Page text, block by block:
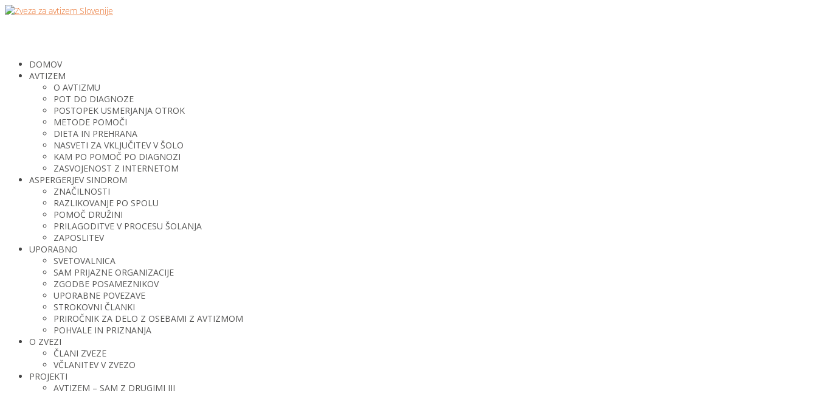
DOMOV
AVTIZEM
O AVTIZMU
POT DO DIAGNOZE
POSTOPEK USMERJANJA OTROK
METODE POMOČI
DIETA IN PREHRANA
NASVETI ZA VKLJUČITEV V ŠOLO
KAM PO POMOČ PO DIAGNOZI
ZASVOJENOST Z INTERNETOM
ASPERGERJEV SINDROM
ZNAČILNOSTI
RAZLIKOVANJE PO SPOLU
POMOČ DRUŽINI
PRILAGODITVE V PROCESU ŠOLANJA
ZAPOSLITEV
UPORABNO
SVETOVALNICA
SAM PRIJAZNE ORGANIZACIJE
ZGODBE POSAMEZNIKOV
UPORABNE POVEZAVE
STROKOVNI ČLANKI
PRIROČNIK ZA DELO Z OSEBAMI Z AVTIZMOM
POHVALE IN PRIZNANJA
O ZVEZI
ČLANI ZVEZE
VČLANITEV V ZVEZO
PROJEKTI
AVTIZEM – SAM Z DRUGIMI III